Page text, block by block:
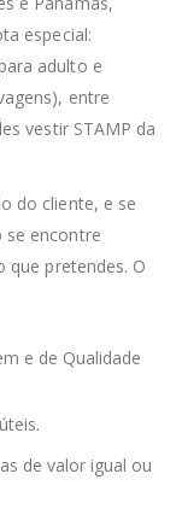
especial:
adulto e
entre
vestir STAMP da
do cliente, e se
se encontre
que pretendes. O
e de Qualidade
de valor igual ou